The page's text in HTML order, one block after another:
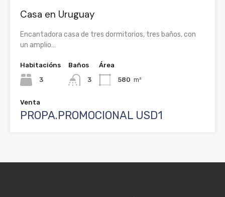
Casa en Uruguay
Encantadora casa de tres dormitorios, tres baños, con
un amplio…
Habitacións
3
Baños
3
Área
580 m²
Venta
PROPA.PROMOCIONAL USD1